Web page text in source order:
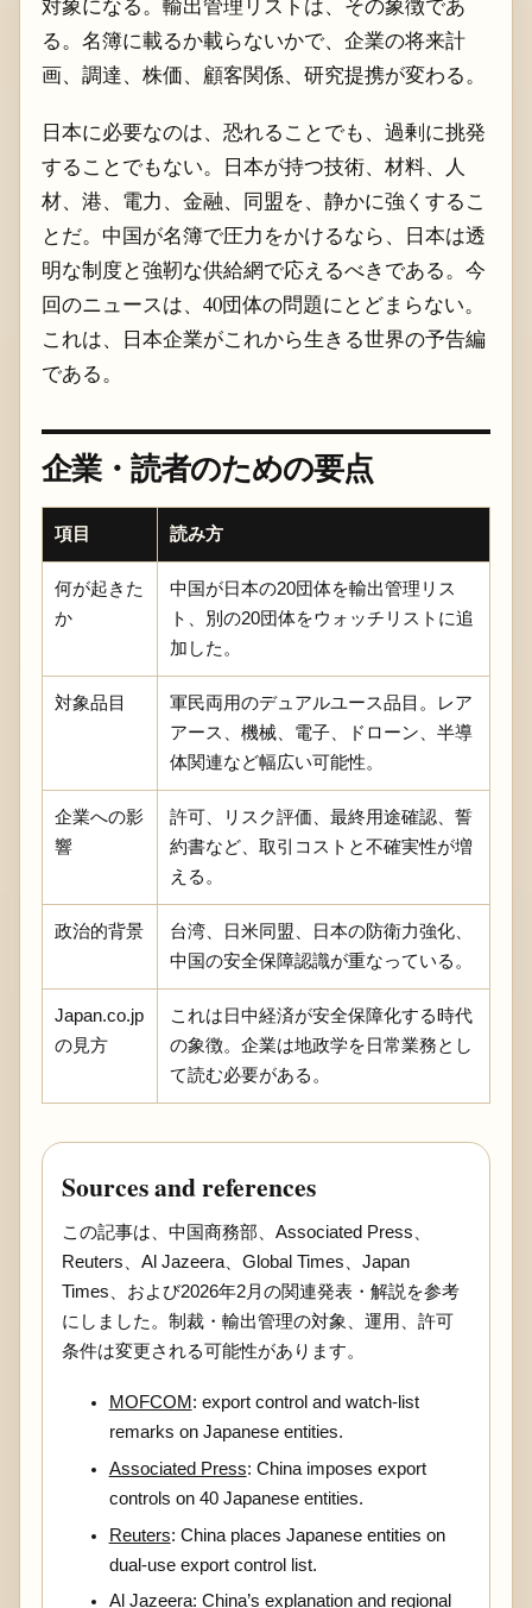
対象になる。輸出管理リストは、その象徴であ
る。名簿に載るか載らないかで、企業の将来計
画、調達、株価、顧客関係、研究提携が変わる。
日本に必要なのは、恐れることでも、過剰に挑発
することでもない。日本が持つ技術、材料、人
材、港、電力、金融、同盟を、静かに強くするこ
とだ。中国が名簿で圧力をかけるなら、日本は透
明な制度と強靭な供給網で応えるべきである。今
回のニュースは、40団体の問題にとどまらない。
これは、日本企業がこれから生きる世界の予告編
である。
企業・読者のための要点
項目 読み方
何が起きた
か
中国が日本の20団体を輸出管理リス
ト、別の20団体をウォッチリストに追
加した。
対象品目
軍民両用のデュアルユース品目。レア
アース、機械、電子、ドローン、半導
体関連など幅広い可能性。
企業への影
響
許可、リスク評価、最終用途確認、誓
約書など、取引コストと不確実性が増
える。
政治的背景
台湾、日米同盟、日本の防衛力強化、
中国の安全保障認識が重なっている。
Japan.co.jp
の見方
これは日中経済が安全保障化する時代
の象徴。企業は地政学を日常業務とし
て読む必要がある。
Sources and references
この記事は、中国商務部、Associated Press、
Reuters、Al Jazeera、Global Times、Japan
Times、および2026年2月の関連発表・解説を参考
にしました。制裁・輸出管理の対象、運用、許可
条件は変更される可能性があります。
MOFCOM : export control and watch-list
remarks on Japanese entities.
Associated Press: China imposes export
controls on 40 Japanese entities.
Reuters: China places Japanese entities on
dual-use export control list.
Al Jazeera: China’s explanation and regional